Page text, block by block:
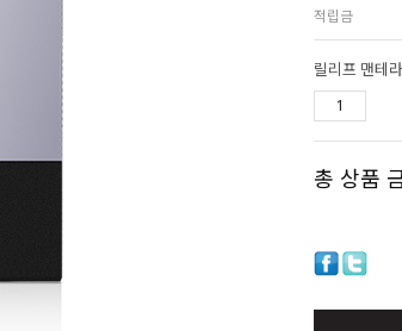
적립금
릴리프 맨테
총 상품